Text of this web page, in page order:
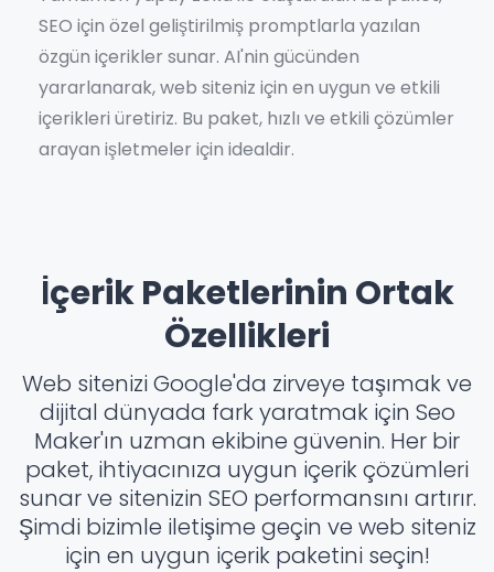
SEO için özel geliştirilmiş promptlarla yazılan
özgün içerikler sunar. AI'nin gücünden
yararlanarak, web siteniz için en uygun ve etkili
içerikleri üretiriz. Bu paket, hızlı ve etkili çözümler
arayan işletmeler için idealdir.
İçerik Paketlerinin Ortak
Özellikleri
Web sitenizi Google'da zirveye taşımak ve
dijital dünyada fark yaratmak için Seo
Maker'ın uzman ekibine güvenin. Her bir
paket, ihtiyacınıza uygun içerik çözümleri
sunar ve sitenizin SEO performansını artırır.
Şimdi bizimle iletişime geçin ve web siteniz
için en uygun içerik paketini seçin!